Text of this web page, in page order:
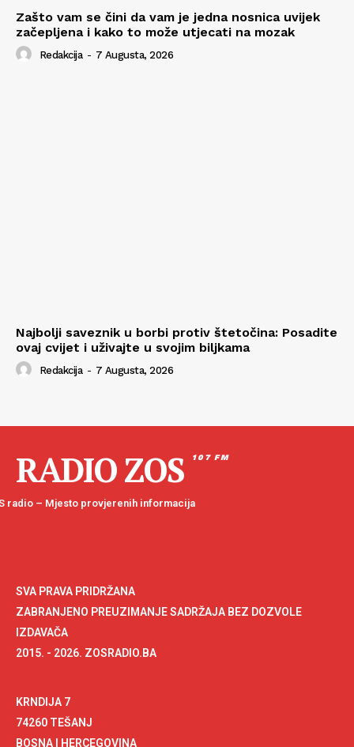
Zašto vam se čini da vam je jedna nosnica uvijek
začepljena i kako to može utjecati na mozak
Redakcija - 7 Augusta, 2026
Najbolji saveznik u borbi protiv štetočina: Posadite
ovaj cvijet i uživajte u svojim biljkama
Redakcija - 7 Augusta, 2026
RADIO ZOS 107 FM
radio – Mjesto provjerenih informacija
SVA PRAVA PRIDRŽANA
ZABRANJENO PREUZIMANJE SADRŽAJA BEZ DOZVOLE
IZDAVAČA
2015. - 2026. ZOSRADIO.BA
KRNDIJA 7
74260 TEŠANJ
BOSNA I HERCEGOVINA